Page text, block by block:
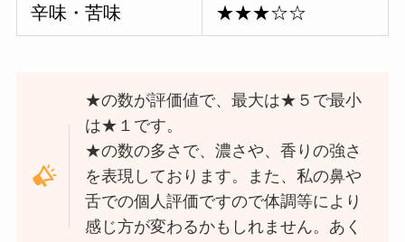
辛味・苦味 ★★★☆☆
★の数が評価値で、最大は★５で最小
は★１です。
★の数の多さで、濃さや、香りの強さ
を表現しております。また、私の鼻や
舌での個人評価ですので体調等により
感じ方が変わるかもしれません。あく